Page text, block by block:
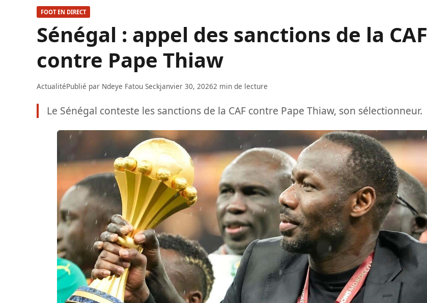
FOOT EN DIRECT
Sénégal : appel des sanctions de la CAF
contre Pape Thiaw
ActualitéPublié par Ndeye Fatou Seckjanvier 30, 20262 min de lecture
Le Sénégal conteste les sanctions de la CAF contre Pape Thiaw, son sélectionneur.